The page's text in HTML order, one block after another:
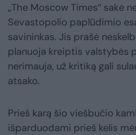
„The Moscow Times“ sakė
Sevastopolio paplūdimio
savininkas. Jis prašė
planuoja kreiptis valstybės
nerimauja, už kritiką gali
atsako.
Prieš karą šio viešbučio
išparduodami prieš kelis